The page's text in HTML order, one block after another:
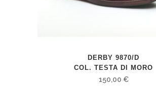
DERBY 9870/D
COL. TESTA DI MORO
150,00 €